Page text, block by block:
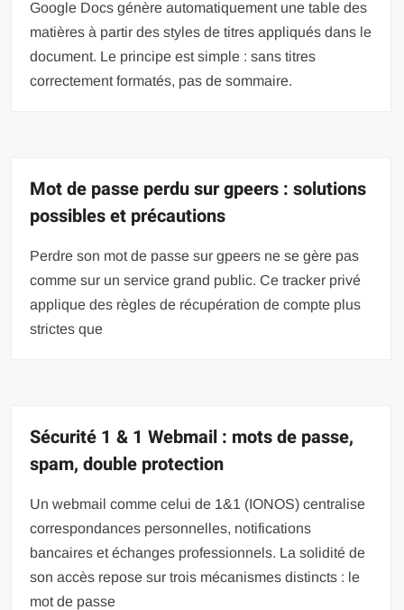
Google Docs génère automatiquement une table des
matières à partir des styles de titres appliqués dans le
document. Le principe est simple : sans titres
correctement formatés, pas de sommaire.
Mot de passe perdu sur gpeers : solutions
possibles et précautions
Perdre son mot de passe sur gpeers ne se gère pas
comme sur un service grand public. Ce tracker privé
applique des règles de récupération de compte plus
strictes que
Sécurité 1 & 1 Webmail : mots de passe,
spam, double protection
Un webmail comme celui de 1&1 (IONOS) centralise
correspondances personnelles, notifications
bancaires et échanges professionnels. La solidité de
son accès repose sur trois mécanismes distincts : le
mot de passe